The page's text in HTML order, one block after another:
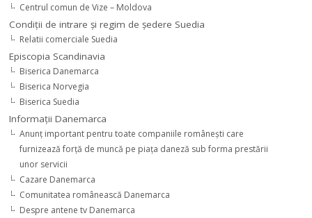
Centrul comun de Vize – Moldova
Condiţii de intrare şi regim de şedere Suedia
Relatii comerciale Suedia
Episcopia Scandinavia
Biserica Danemarca
Biserica Norvegia
Biserica Suedia
Informaţii Danemarca
Anunţ important pentru toate companiile româneşti care
furnizează forţă de muncă pe piaţa daneză sub forma prestării
unor servicii
Cazare Danemarca
Comunitatea românească Danemarca
Despre antene tv Danemarca